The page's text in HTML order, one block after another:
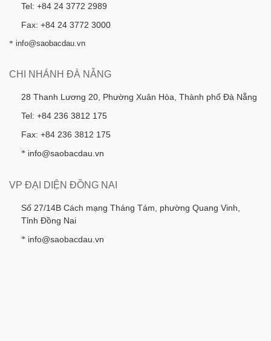
Tel: +84 24 3772 2989
Fax: +84 24 3772 3000
* info@saobacdau.vn
CHI NHÁNH ĐÀ NẴNG
28 Thanh Lương 20, Phường Xuân Hòa, Thành phố Đà Nẵng
Tel: +84 236 3812 175
Fax: +84 236 3812 175
* info@saobacdau.vn
VP ĐẠI DIỆN ĐỒNG NAI
Số 27/14B Cách mạng Tháng Tám, phường Quang Vinh,
Tỉnh Đồng Nai
* info@saobacdau.vn